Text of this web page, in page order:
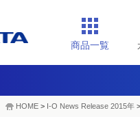
商品一覧
HOME > I-O News Release 2015年 >